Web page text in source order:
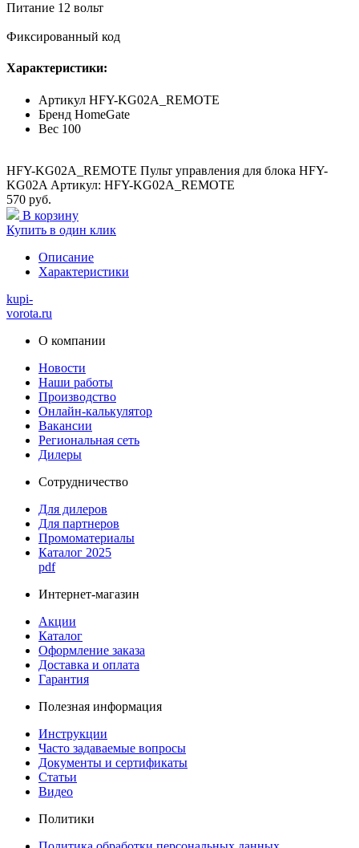
Питание 12 вольт
Фиксированный код
Характеристики:
Артикул HFY-KG02A_REMOTE
Бренд HomeGate
Вес 100
HFY-KG02A_REMOTE Пульт управления для блока HFY-
KG02A Артикул: HFY-KG02A_REMOTE
570 руб.
В корзину
Купить в один клик
Описание
Характеристики
kupi-
vorota.ru
О компании
Новости
Наши работы
Производство
Онлайн-калькулятор
Вакансии
Региональная сеть
Дилеры
Сотрудничество
Для дилеров
Для партнеров
Промоматериалы
Каталог 2025
pdf
Интернет-магазин
Акции
Каталог
Оформление заказа
Доставка и оплата
Гарантия
Полезная информация
Инструкции
Часто задаваемые вопросы
Документы и сертификаты
Статьи
Видео
Политики